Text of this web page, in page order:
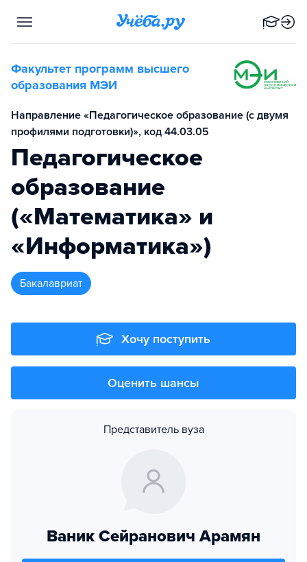
Факультет программ высшего
образования МЭИ
Направление «Педагогическое образование (с двумя
профилями подготовки)», код 44.03.05
Педагогическое
образование
(«Математика» и
«Информатика»)
бакалавриат
Хочу поступить
Оценить шансы
Представитель вуза
Ваник Сейранович Арамян